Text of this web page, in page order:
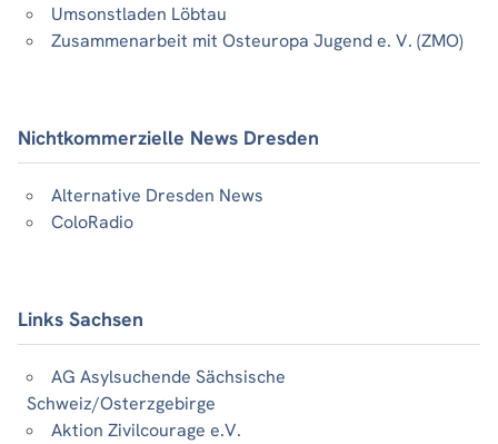
Umsonstladen Löbtau
Zusammenarbeit mit Osteuropa Jugend e. V. (ZMO)
Nichtkommerzielle News Dresden
Alternative Dresden News
ColoRadio
Links Sachsen
AG Asylsuchende Sächsische
Schweiz/Osterzgebirge
Aktion Zivilcourage e.V.